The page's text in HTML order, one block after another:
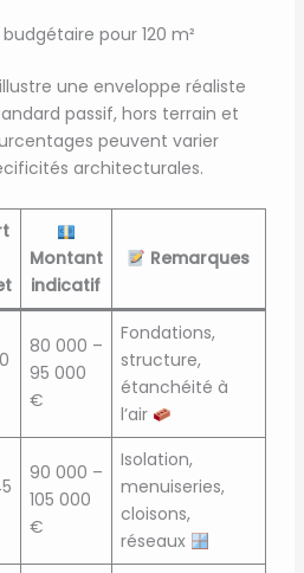
pour 120 m²
une enveloppe réaliste
passif, hors terrain et
peuvent varier
architecturales.
Montant
indicatif
Remarques
80 000 –
95 000
€
Fondations,
structure,
étanchéité à
l’air
90 000 –
105 000
€
Isolation,
menuiseries,
cloisons,
réseaux